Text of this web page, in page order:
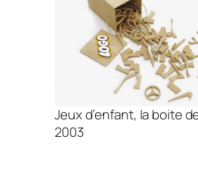
Jeux d’enfant, la boite
2003